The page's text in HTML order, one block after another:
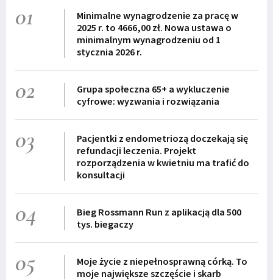
01
Minimalne wynagrodzenie za pracę w
2025 r. to 4666,00 zł. Nowa ustawa o
minimalnym wynagrodzeniu od 1
stycznia 2026 r.
02
Grupa społeczna 65+ a wykluczenie
cyfrowe: wyzwania i rozwiązania
03
Pacjentki z endometriozą doczekają się
refundacji leczenia. Projekt
rozporządzenia w kwietniu ma trafić do
konsultacji
04
Bieg Rossmann Run z aplikacją dla 500
tys. biegaczy
05
Moje życie z niepełnosprawną córką. To
moje największe szczęście i skarb